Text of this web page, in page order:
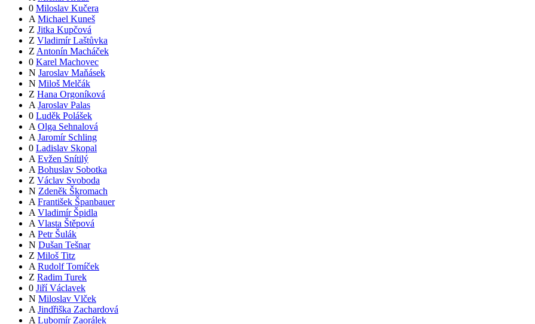
0 Miloslav Kučera
A Michael Kuneš
Z Jitka Kupčová
Z Vladimír Laštůvka
Z Antonín Macháček
0 Karel Machovec
N Jaroslav Maňásek
N Miloš Melčák
Z Hana Orgoníková
A Jaroslav Palas
0 Luděk Polášek
A Olga Sehnalová
A Jaromír Schling
0 Ladislav Skopal
A Evžen Snítilý
A Bohuslav Sobotka
Z Václav Svoboda
N Zdeněk Škromach
A František Španbauer
A Vladimír Špidla
A Vlasta Štěpová
A Petr Šulák
N Dušan Tešnar
Z Miloš Titz
A Rudolf Tomíček
Z Radim Turek
0 Jiří Václavek
N Miloslav Vlček
A Jindřiška Zachardová
A Lubomír Zaorálek